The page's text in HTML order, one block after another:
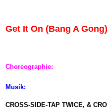
Get It On (Bang A Gong)
Choreographie:
Musik:
CROSS-SIDE-TAP TWICE, &